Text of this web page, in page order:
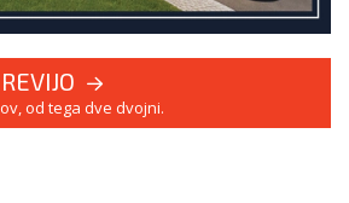
od tega dve dvojni.